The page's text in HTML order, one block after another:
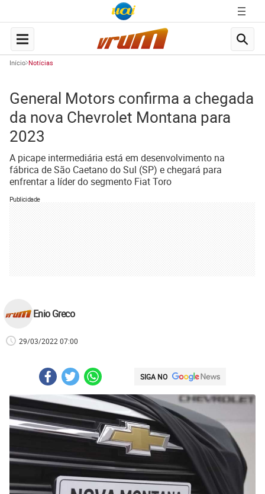
Início Notícias
General Motors confirma a chegada
da nova Chevrolet Montana para
2023
A picape intermediária está em desenvolvimento na
fábrica de São Caetano do Sul (SP) e chegará para
enfrentar a líder do segmento Fiat Toro
Publicidade
Enio Greco
29/03/2022 07:00
SIGA NO